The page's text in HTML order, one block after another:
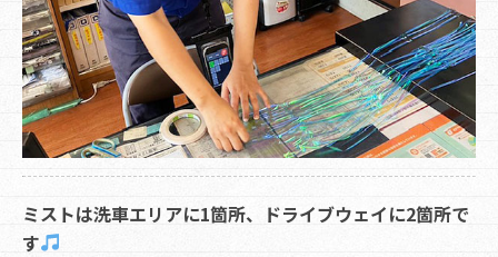
ミストは洗車エリアに1箇所、ドライブウェイに2箇所で
す